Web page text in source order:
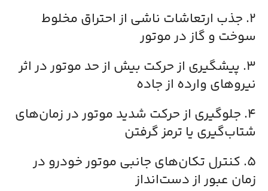
۲. جذب ارتعاشات ناشی از احتراق مخلوط
سوخت و گاز در موتور
۳. پیشگیری از حرکت بیش از حد موتور در اثر
نیروهای وارده از جاده
۴. جلوگیری از حرکت شدید موتور در زمان‌های
شتاب‌گیری یا ترمز گرفتن
۵. کنترل تکان‌های جانبی موتور خودرو در
زمان عبور از دست‌انداز